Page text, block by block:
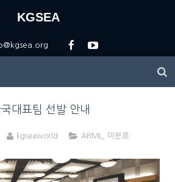
KGSEA
대표팀 선발 안내
kgseaworld ARML 미분류